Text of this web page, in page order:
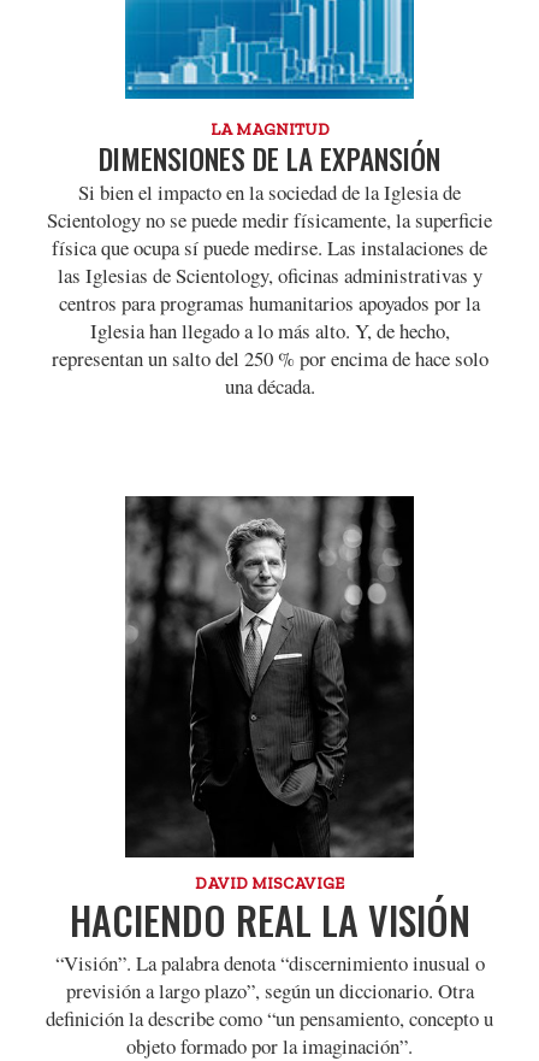
LA MAGNITUD
DIMENSIONES DE LA EXPANSIÓN
Si bien el impacto en la sociedad de la Iglesia de
Scientology no se puede medir físicamente, la superficie
física que ocupa sí puede medirse. Las instalaciones de
las Iglesias de Scientology, oficinas administrativas y
centros para programas humanitarios apoyados por la
Iglesia han llegado a lo más alto. Y, de hecho,
representan un salto del 250 % por encima de hace solo
una década.
DAVID MISCAVIGE
HACIENDO REAL LA VISIÓN
“Visión”. La palabra denota “discernimiento inusual o
previsión a largo plazo”, según un diccionario. Otra
definición la describe como “un pensamiento, concepto u
objeto formado por la imaginación”.